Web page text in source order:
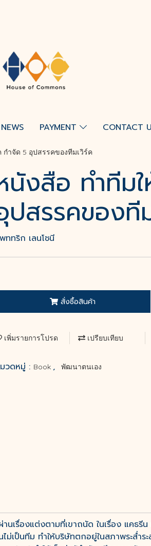
NEWS PAYMENT CONTACT
กำจัด​ 5​ อุปสรรคของทีมเวิร์ค
นังสือ​ ทำทีม
ปสรรคของที
ททริก เลนโชนี
สั่งซื้อสินค้า
เพิ่มรายการโปรด เปรียบเทียบ
วดหมู่ : Book , พัฒนาตนเอง
นเรื่องแต่งตามที่เขาถนัด ในเรื่อง แคธ
ป็นทีม ทำให้บริษัทตกอยู่ในสภาพระส่ำร